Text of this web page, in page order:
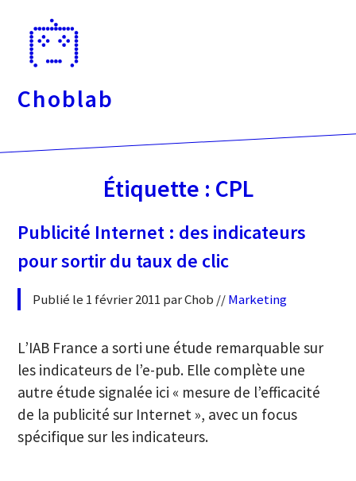
directement
Choblab
Étiquette : CPL
Publicité Internet : des indicateurs
pour sortir du taux de clic
Publié le 1 février 2011 par Chob //Marketing
L’IAB France a sorti une étude remarquable sur
les indicateurs de l’e-pub. Elle complète une
autre étude signalée ici « mesure de l’efficacité
de la publicité sur Internet », avec un focus
spécifique sur les indicateurs.